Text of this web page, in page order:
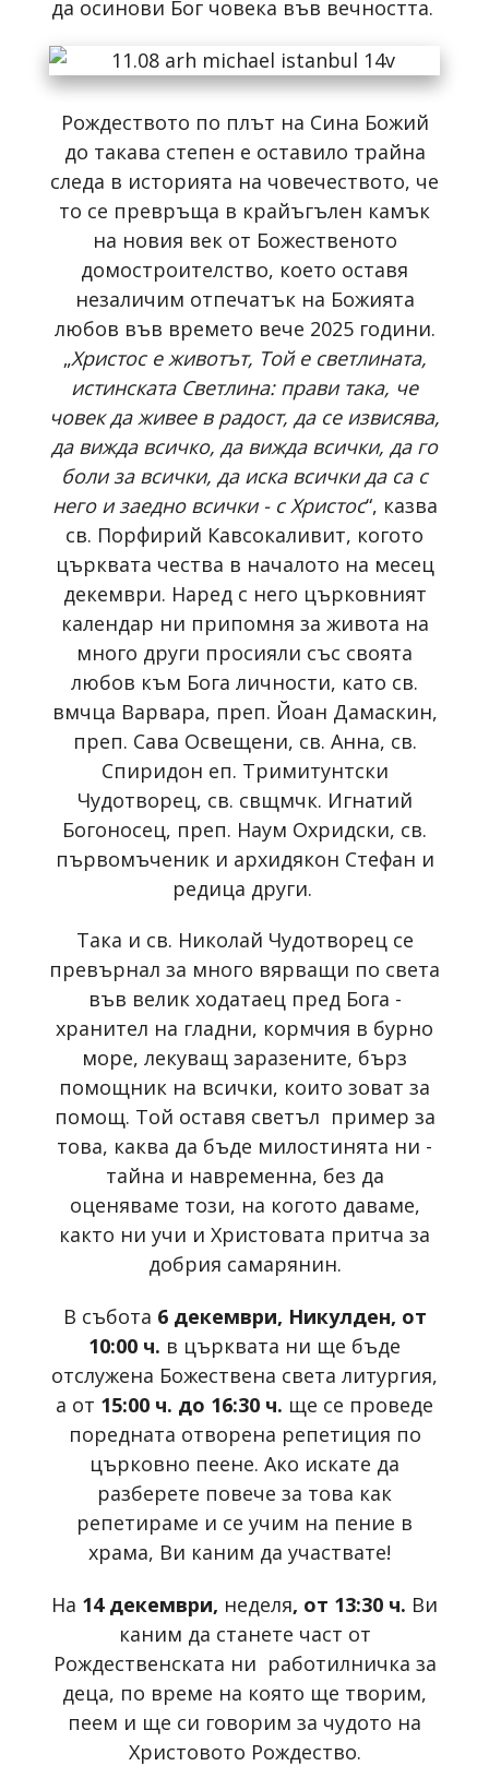
да осинови Бог човека във вечността.
Рождеството по плът на Сина Божий
до такава степен е оставило трайна
следа в историята на човечеството, че
то се превръща в крайъгълен камък
на новия век от Божественото
домостроителство, което оставя
незаличим отпечатък на Божията
любов във времето вече 2025 години.
„Христос е животът, Той е светлината,
истинската Светлина: прави така, че
човек да живее в радост, да се извисява,
да вижда всичко, да вижда всички, да го
боли за всички, да иска всички да са с
него и заедно всички - с Христос“, казва
св. Порфирий Кавсокаливит, когото
църквата чества в началото на месец
декември. Наред с него църковният
календар ни припомня за живота на
много други просияли със своята
любов към Бога личности, като св.
вмчца Варвара, преп. Йоан Дамаскин,
преп. Сава Освещени, св. Анна, св.
Спиридон еп. Тримитунтски
Чудотворец, св. свщмчк. Игнатий
Богоносец, преп. Наум Охридски, св.
първомъченик и архидякон Стефан и
редица други.
Така и св. Николай Чудотворец се
превърнал за много вярващи по света
във велик ходатаец пред Бога -
хранител на гладни, кормчия в бурно
море, лекуващ заразените, бърз
помощник на всички, които зоват за
помощ. Той оставя светъл пример за
това, каква да бъде милостинята ни -
тайна и навременна, без да
оценяваме този, на когото даваме,
както ни учи и Христовата притча за
добрия самарянин.
В събота 6 декември, Никулден, от
10:00 ч. в църквата ни ще бъде
отслужена Божествена света литургия,
а от 15:00 ч. до 16:30 ч. ще се проведе
поредната отворена репетиция по
църковно пеене. Ако искате да
разберете повече за това как
репетираме и се учим на пение в
храма, Ви каним да участвате!
На 14 декември, неделя, от 13:30 ч. Ви
каним да станете част от
Рождественската ни работилничка за
деца, по време на която ще творим,
пеем и ще си говорим за чудото на
Христовото Рождество.